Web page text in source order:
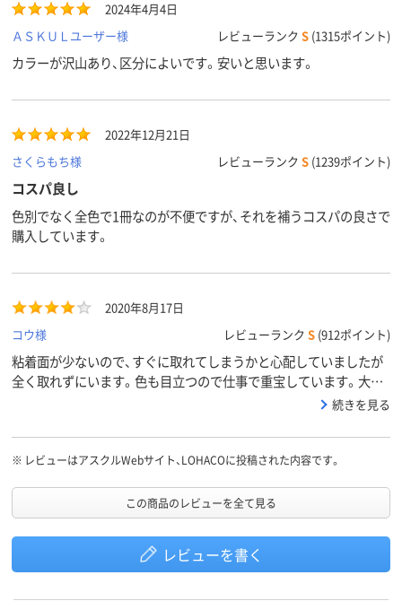
2024年4月4日
ＡＳＫＵＬユーザー様
レビューランク S (1315ポイント)
カラーが沢山あり、区分によいです。安いと思います。
2022年12月21日
さくらもち様
レビューランク S (1239ポイント)
コスパ良し
色別でなく全色で1冊なのが不便ですが、それを補うコスパの良さで
購入しています。
2020年8月17日
コウ様
レビューランク S (912ポイント)
粘着面が少ないので、すぐに取れてしまうかと心配していましたが
全く取れずにいます。色も目立つので仕事で重宝しています。大容
続きを見る
※ レビューはアスクルWebサイト、LOHACOに投稿された内容です。
この商品のレビューを全て見る
レビューを書く